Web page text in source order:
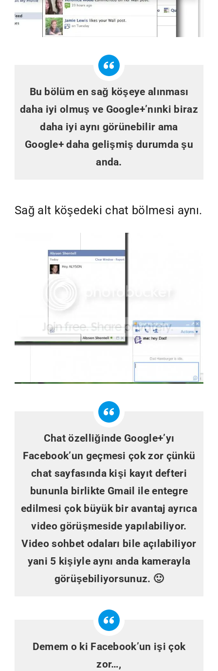
Bu bölüm en sağ köşeye alınması
daha iyi olmuş ve Google+’nınki biraz
daha iyi aynı görünebilir ama
Google+ daha gelişmiş durumda şu
anda.
Sağ alt köşedeki chat bölmesi aynı.
Chat özelliğinde Google+’yı
Facebook’un geçmesi çok zor çünkü
chat sayfasında kişi kayıt defteri
bununla birlikte Gmail ile entegre
edilmesi çok büyük bir avantaj ayrıca
video görüşmeside yapılabiliyor.
Video sohbet odaları bile açılabiliyor
yani 5 kişiyle aynı anda kamerayla
görüşebiliyorsunuz. 🙂
Demem o ki Facebook’un işi çok
zor…,